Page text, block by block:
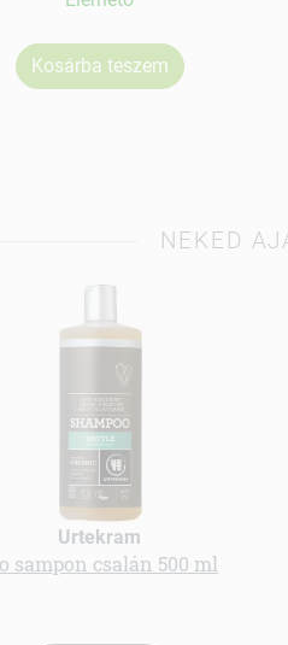
Kosárba teszem
NEKED
Urtekram
sampon csalán 500 ml